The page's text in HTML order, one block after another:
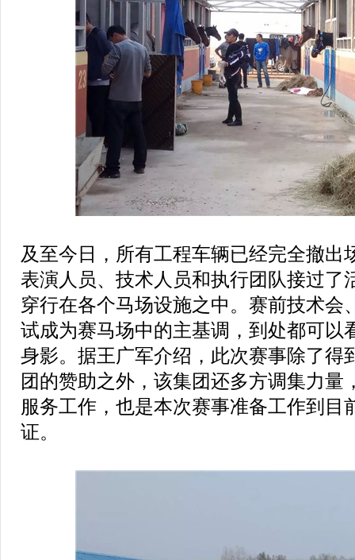
及至今日，所有工程车辆已经完全撤出
表演人员、技术人员和执行团队接过了
穿行在各个马场设施之中。赛前技术会
试成为赛马场中的主基调，到处都可以
身影。据王广军介绍，此次赛事除了得
团的赞助之外，该集团还多方调集力量
服务工作，也是本次赛事准备工作到目
证。